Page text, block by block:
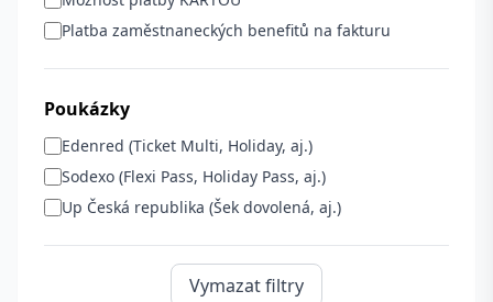
Platba zaměstnaneckých benefitů na fakturu
Poukázky
Edenred (Ticket Multi, Holiday, aj.)
Sodexo (Flexi Pass, Holiday Pass, aj.)
Up Česká republika (Šek dovolená, aj.)
Vymazat filtry